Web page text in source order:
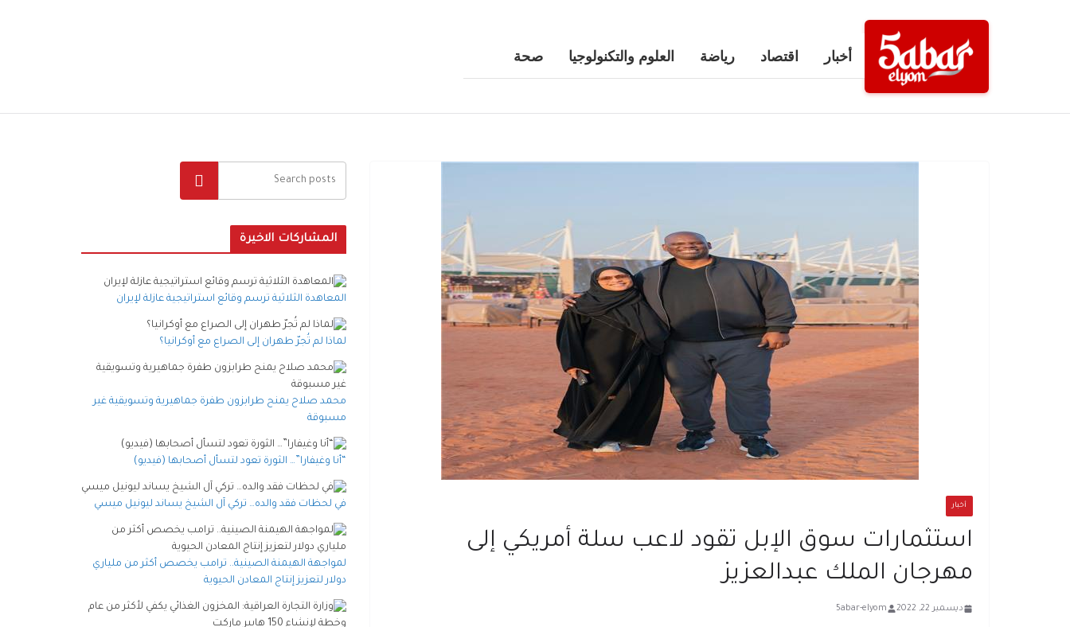
أخبار اقتصاد رياضة العلوم والتكنولوجيا صحة
أخبار
استثمارات سوق الإبل تقود لاعب سلة أمريكي إلى
مهرجان الملك عبدالعزيز
ديسمبر 22, 2022 5abar-elyom
المشاركات الاخيرة
المعاهدة الثلاثية ترسم وقائع استراتيجية عازلة لإيران
لماذا لم تُجرّ طهران إلى الصراع مع أوكرانيا؟
محمد صلاح يمنح طرابزون طفرة جماهيرية وتسويقية غير
مسبوقة
“أنا وغيفارا”… الثورة تعود لتسأل أصحابها (فيديو)
في لحظات فقد والده… تركي آل الشيخ يساند ليونيل ميسي
لمواجهة الهيمنة الصينية.. ترامب يخصص أكثر من ملياري
دولار لتعزيز إنتاج المعادن الحيوية